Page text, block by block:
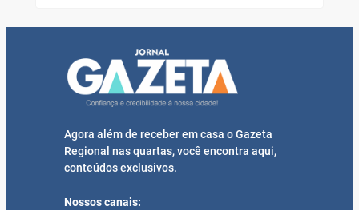
Agora além de receber em casa o Gazeta
Regional nas quartas, você encontra aqui,
conteúdos exclusivos.
Nossos canais: